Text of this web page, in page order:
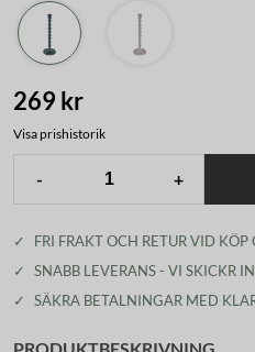
269 kr
Visa prishistorik
- +
✓
FRI FRAKT OCH RETUR VID KÖP
✓
SNABB LEVERANS - VI SKICKR
✓
SÄKRA BETALNINGAR MED